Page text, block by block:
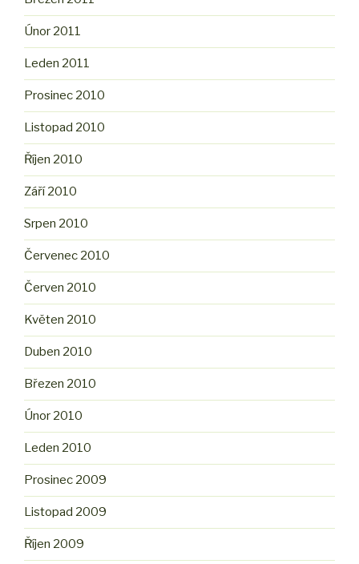
Únor 2011
Leden 2011
Prosinec 2010
Listopad 2010
Říjen 2010
Září 2010
Srpen 2010
Červenec 2010
Červen 2010
Květen 2010
Duben 2010
Březen 2010
Únor 2010
Leden 2010
Prosinec 2009
Listopad 2009
Říjen 2009